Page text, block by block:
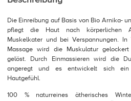
Die Einreibung auf Basis von Bio Arnika-
pflegt die Haut nach körperlichen
Muskelkater und bei Verspannungen.
Massage wird die Muskulatur
gelöst. Durch Einmassieren wird die
angeregt und es entwickelt sich ein
Hautgefühl.
100 % naturreines ätherisches